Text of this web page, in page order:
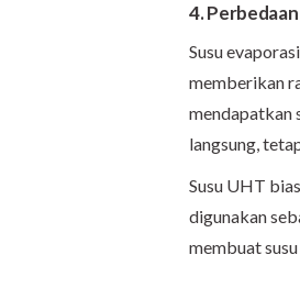
4.
Susu
memberikan
mendapatkan
langsung,
Susu UHT
digunakan
membuat